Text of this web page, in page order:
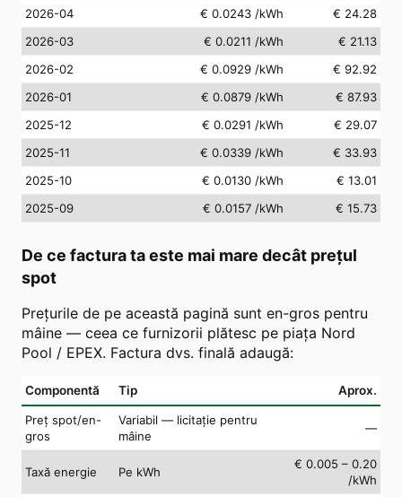
2026-04
€ 0.0243 /kWh
€ 24.28
2026-03
€ 0.0211 /kWh
€ 21.13
2026-02
€ 0.0929 /kWh
€ 92.92
2026-01
€ 0.0879 /kWh
€ 87.93
2025-12
€ 0.0291 /kWh
€ 29.07
2025-11
€ 0.0339 /kWh
€ 33.93
2025-10
€ 0.0130 /kWh
€ 13.01
2025-09
€ 0.0157 /kWh € 15.73
De ce factura ta este mai mare decât prețul
spot
Prețurile de pe această pagină sunt en-gros pentru
mâine — ceea ce furnizorii plătesc pe piața Nord
Pool / EPEX. Factura dvs. finală adaugă:
Componentă Tip Aprox.
Preț spot/en-
gros
Variabil — licitație pentru
mâine
—
Taxă energie Pe kWh
€ 0.005 – 0.20
/kWh